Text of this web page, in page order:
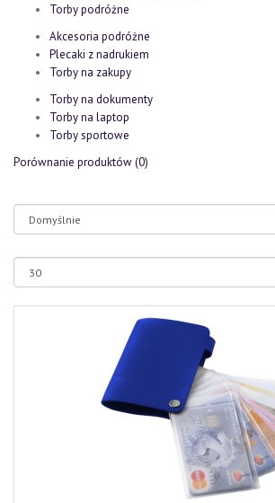
Torby podróżne
Akcesoria podróżne
Plecaki z nadrukiem
Torby na zakupy
Torby na dokumenty
Torby na laptop
Torby sportowe
Porównanie produktów (0)